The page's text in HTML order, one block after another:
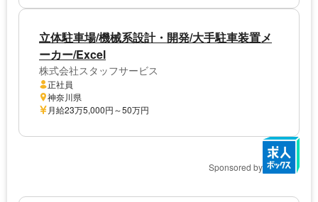
立体駐車場/機械系設計・開発/大手駐車装置メ
ーカー/Excel
株式会社スタッフサービス
正社員
神奈川県
月給23万5,000円～50万円
Sponsored by